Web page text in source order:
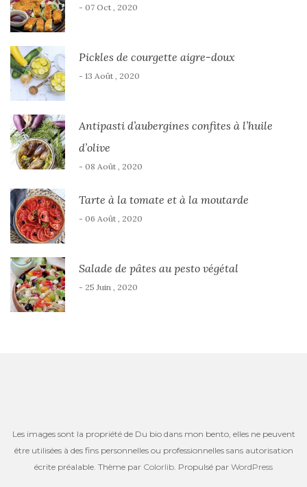
- 07 Oct , 2020
Pickles de courgette aigre-doux
- 13 Août , 2020
Antipasti d’aubergines confites à l’huile
d’olive
- 08 Août , 2020
Tarte à la tomate et à la moutarde
- 06 Août , 2020
Salade de pâtes au pesto végétal
- 25 Juin , 2020
Les images sont la propriété de Du bio dans mon bento, elles ne peuvent
être utilisées à des fins personnelles ou professionnelles sans autorisation
écrite préalable. Thème par Colorlib. Propulsé par WordPress